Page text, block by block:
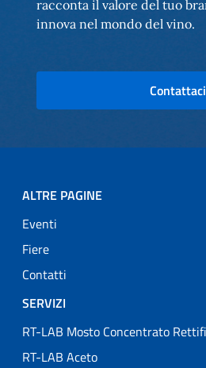
racconta il valore del tuo
innova nel mondo del vino.
Contattaci
ALTRE PAGINE
Eventi
Fiere
Contatti
SERVIZI
RT-LAB Mosto Concentrato
RT-LAB Aceto